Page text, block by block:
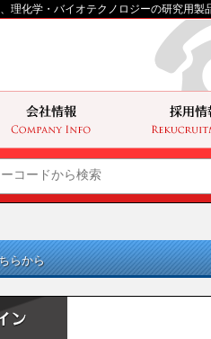
理化学・バイオテクノロジーの研究用製
らから